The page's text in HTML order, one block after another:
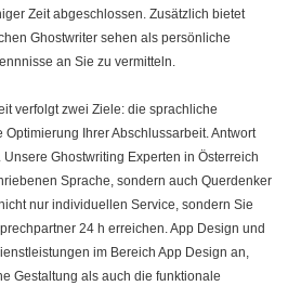
Zeit abgeschlossen. Zusätzlich bietet
Ghostwriter sehen als persönliche
an Sie zu vermitteln.
verfolgt zwei Ziele: die sprachliche
Ihrer Abschlussarbeit. Antwort
Ghostwriting Experten in Österreich
Sprache, sondern auch Querdenker
nur individuellen Service, sondern Sie
24 h erreichen. App Design und
im Bereich App Design an,
Gestaltung als auch die funktionale